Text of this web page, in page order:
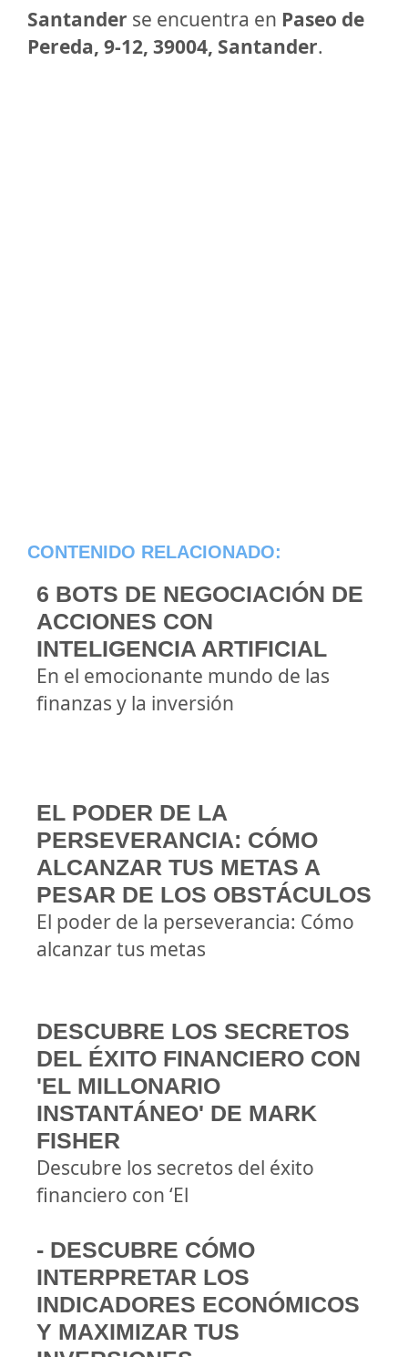
Santander se encuentra en Paseo de
Pereda, 9-12, 39004, Santander.
CONTENIDO RELACIONADO:
6 BOTS DE NEGOCIACIÓN DE
ACCIONES CON
INTELIGENCIA ARTIFICIAL
En el emocionante mundo de las
finanzas y la inversión
EL PODER DE LA
PERSEVERANCIA: CÓMO
ALCANZAR TUS METAS A
PESAR DE LOS OBSTÁCULOS
El poder de la perseverancia: Cómo
alcanzar tus metas
DESCUBRE LOS SECRETOS
DEL ÉXITO FINANCIERO CON
'EL MILLONARIO
INSTANTÁNEO' DE MARK
FISHER
Descubre los secretos del éxito
financiero con ‘El
- DESCUBRE CÓMO
INTERPRETAR LOS
INDICADORES ECONÓMICOS
Y MAXIMIZAR TUS